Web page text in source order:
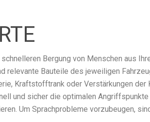
Bergung von Menschen aus
relevante Bauteile des jeweiligen
Kraftstofftrank oder Verstärkungen der
und sicher die optimalen
Um Sprachprobleme vorzubeugen,